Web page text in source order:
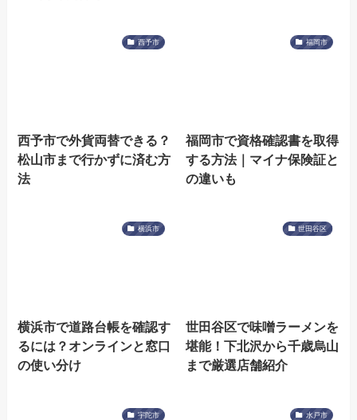
西予市
西予市で外貨両替できる？
松山市まで行かずに済む方
法
福岡市
福岡市で資格確認書を取得
する方法｜マイナ保険証と
の違いも
横浜市
横浜市で道路台帳を確認す
るには？オンラインと窓口
の使い分け
世田谷区
世田谷区で味噌ラーメンを
堪能！下北沢から千歳烏山
まで厳選店舗紹介
宇陀市 水戸市